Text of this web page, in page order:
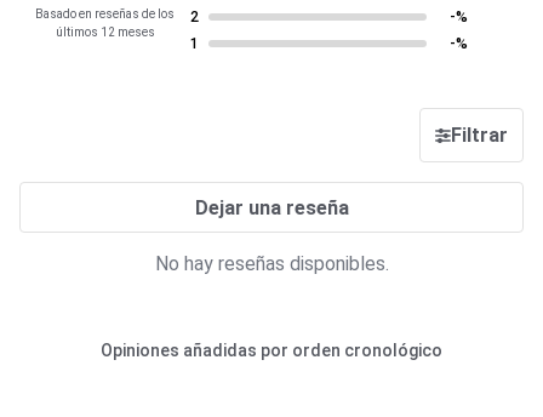
Basado en reseñas de los
últimos 12 meses
2
-%
1
-%
Filtrar
Dejar una reseña
No hay reseñas disponibles.
Opiniones añadidas por orden cronológico